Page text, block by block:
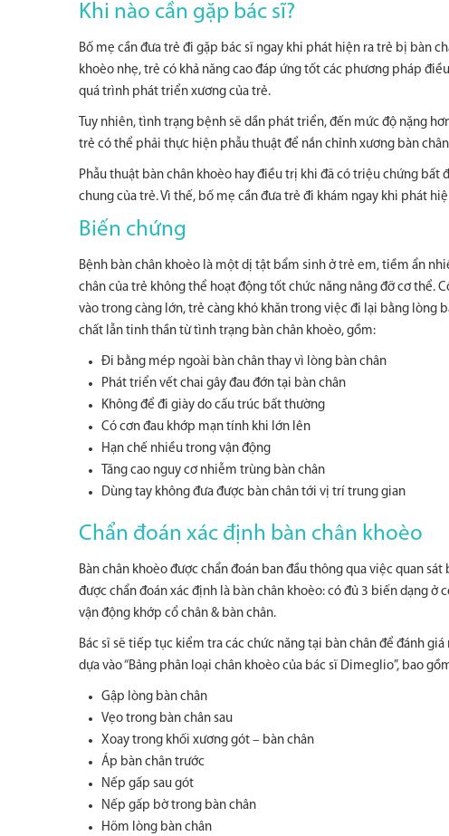
Khi nào cần gặp bác sĩ?
Bố mẹ cần đưa trẻ đi gặp bác sĩ ngay khi phát hiện ra trẻ bị bàn
khoèo nhẹ, trẻ có khả năng cao đáp ứng tốt các phương pháp
quá trình phát triển xương của trẻ.
Tuy nhiên, tình trạng bệnh sẽ dần phát triển, đến mức độ nặng
trẻ có thể phải thực hiện phẫu thuật để nắn chỉnh xương bàn
Phẫu thuật bàn chân khoèo hay điều trị khi đã có triệu chứng
chung của trẻ. Vì thế, bố mẹ cần đưa trẻ đi khám ngay khi phát
Biến chứng
Bệnh bàn chân khoèo là một dị tật bẩm sinh ở trẻ em, tiềm ẩn
chân của trẻ không thể hoạt động tốt chức năng nâng đỡ cơ thể.
vào trong càng lớn, trẻ càng khó khăn trong việc đi lại bằng lòng
chất lẫn tinh thần từ tình trạng bàn chân khoèo, gồm:
Đi bằng mép ngoài bàn chân thay vì lòng bàn chân
Phát triển vết chai gây đau đớn tại bàn chân
Không để đi giày do cấu trúc bất thường
Có cơn đau khớp mạn tính khi lớn lên
Hạn chế nhiều trong vận động
Tăng cao nguy cơ nhiễm trùng bàn chân
Dùng tay không đưa được bàn chân tới vị trí trung gian
Chẩn đoán xác định bàn chân khoèo
Bàn chân khoèo được chẩn đoán ban đầu thông qua việc quan
được chẩn đoán xác định là bàn chân khoèo: có đủ 3 biến dạng
vận động khớp cổ chân & bàn chân.
Bác sĩ sẽ tiếp tục kiểm tra các chức năng tại bàn chân để đánh
dựa vào “Bảng phân loại chân khoèo của bác sĩ Dimeglio”, bao
Gập lòng bàn chân
Vẹo trong bàn chân sau
Xoay trong khối xương gót – bàn chân
Áp bàn chân trước
Nếp gấp sau gót
Nếp gấp bờ trong bàn chân
Hõm lòng bàn chân